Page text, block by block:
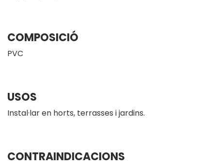
COMPOSICIÓ
PVC
USOS
Instal·lar en horts, terrasses i jardins.
CONTRAINDICACIONS